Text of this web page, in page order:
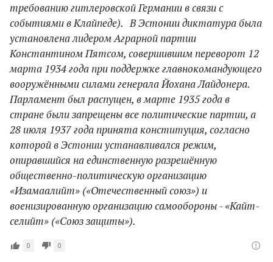
требованию гитлеровской Германии в связи с
событиями в Клайпеде). В Эстонии диктатура была
установлена лидером Аграрной партии
Константином Пятсом, совершившим переворот 12
марта 1934 года при поддержке главнокомандующего
вооружёнными силами генерала Йохана Лайдонера.
Парламент был распущен, в марте 1935 года в
стране были запрещены все политические партии, а
28 июля 1937 года принята конституция, согласно
которой в Эстонии устанавливался режим,
опиравшийся на единственную разрешённую
общественно-политическую организацию
«Изамаалийт» («Отечественный союз») и
военизированную организацию самообороны - «Кайт-
селийт» («Союз защиты»).
0 0